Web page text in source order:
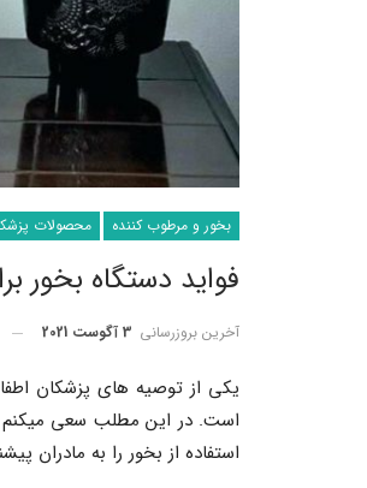
بخور و مرطوب کننده محصولات
فواید دستگاه بخور
آخرین بروزرسانی 3 آگوست 2021
یکی از توصیه های پزشکان
است. در این مطلب سعی میکنم
استفاده از بخور را به مادران